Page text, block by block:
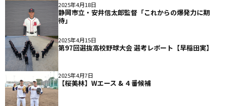
2025年4月18日
静岡市立・安井信太郎監督「これからの爆発力に期
待」
2025年4月15日
第97回選抜高校野球大会 選考レポート【早稲田実】
2025年4月7日
【桜美林】Wエース & ４番候補